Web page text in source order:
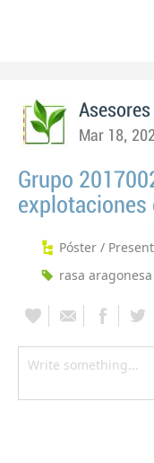
Asesores
Mar 18,
Grupo
explotaciones
Póster /
rasa aragonesa